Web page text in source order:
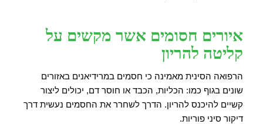
איורים חסומים אשר מקשים על
קליטה להריון
הרפואה הסינית מאמינה כי חסמים במרידיאנים באזורים
שונים בגוף כמו: הכליות, הכבד או חוסר דם, יכולים ליצור
קשיים להיכנס להריון. הדרך לשחרר את החסמים נעשית דרך
דיקור סיני פוריות.